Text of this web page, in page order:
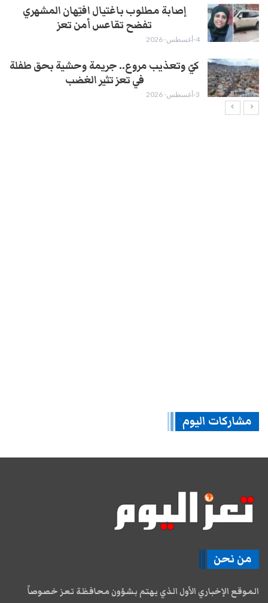
إصابة مطلوب باغتيال افتِهان المشهري
تفضح تقاعس أمن تعز
4-أغسطس- 2026
كيّ وتعذيب مروع.. جريمة وحشية بحق طفلة
في تعز تثير الغضب
3-أغسطس- 2026
مشاركات اليوم
من نحن
الموقع الإخباري الأول الذي يهتم بشؤون محافظة تعز خصوصاً